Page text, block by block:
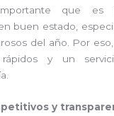
que es
buen estado,
del año. Por
rápidos y un
y